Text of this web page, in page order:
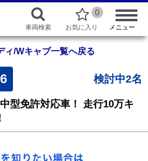
車両検索
0
お気に入り メニュー
ィ/Wキャブ一覧へ戻る
検討中2名
型免許対応車！
走行10万キ